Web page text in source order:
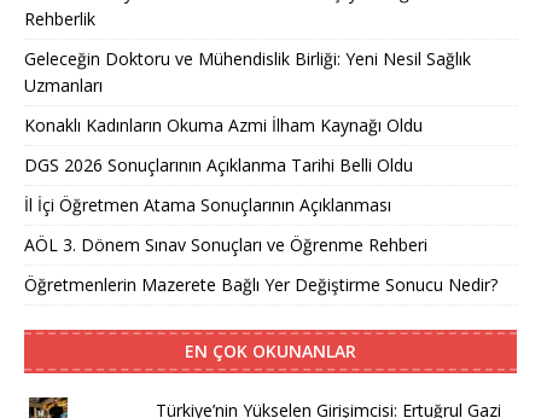
Rehberlik
Geleceğin Doktoru ve Mühendislik Birliği: Yeni Nesil Sağlık
Uzmanları
Konaklı Kadınların Okuma Azmi İlham Kaynağı Oldu
DGS 2026 Sonuçlarının Açıklanma Tarihi Belli Oldu
İl İçi Öğretmen Atama Sonuçlarının Açıklanması
AÖL 3. Dönem Sınav Sonuçları ve Öğrenme Rehberi
Öğretmenlerin Mazerete Bağlı Yer Değiştirme Sonucu Nedir?
EN ÇOK OKUNANLAR
Türkiye’nin Yükselen Girişimcisi: Ertuğrul Gazi